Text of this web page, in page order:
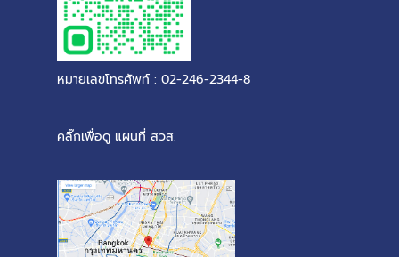
หมายเลขโทรศัพท์ : 02-246-2344-8
คลิ๊กเพื่อดู แผนที่ สวส.